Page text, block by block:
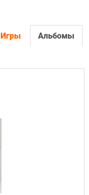
Игры Альбомы